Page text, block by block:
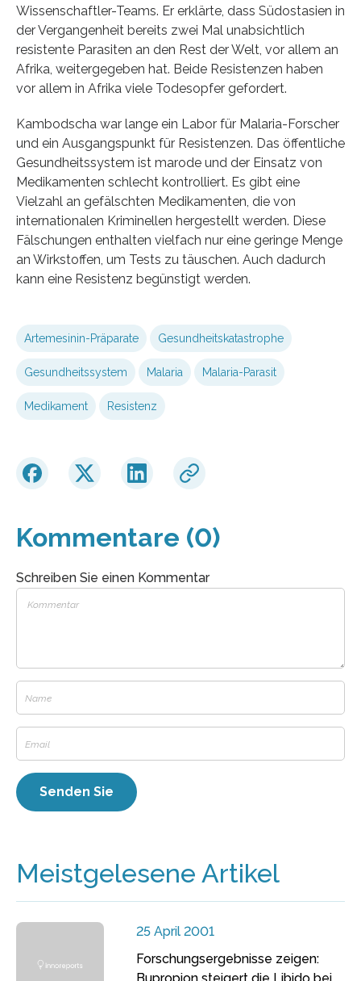
Wissenschaftler-Teams. Er erklärte, dass Südostasien in
der Vergangenheit bereits zwei Mal unabsichtlich
resistente Parasiten an den Rest der Welt, vor allem an
Afrika, weitergegeben hat. Beide Resistenzen haben
vor allem in Afrika viele Todesopfer gefordert.
Kambodscha war lange ein Labor für Malaria-Forscher
und ein Ausgangspunkt für Resistenzen. Das öffentliche
Gesundheitssystem ist marode und der Einsatz von
Medikamenten schlecht kontrolliert. Es gibt eine
Vielzahl an gefälschten Medikamenten, die von
internationalen Kriminellen hergestellt werden. Diese
Fälschungen enthalten vielfach nur eine geringe Menge
an Wirkstoffen, um Tests zu täuschen. Auch dadurch
kann eine Resistenz begünstigt werden.
Artemesinin-Präparate Gesundheitskatastrophe
Gesundheitssystem Malaria Malaria-Parasit
Medikament Resistenz
Kommentare (0)
Schreiben Sie einen Kommentar
Meistgelesene Artikel
25 April 2001
Forschungsergebnisse zeigen:
Bupropion steigert die Libido bei